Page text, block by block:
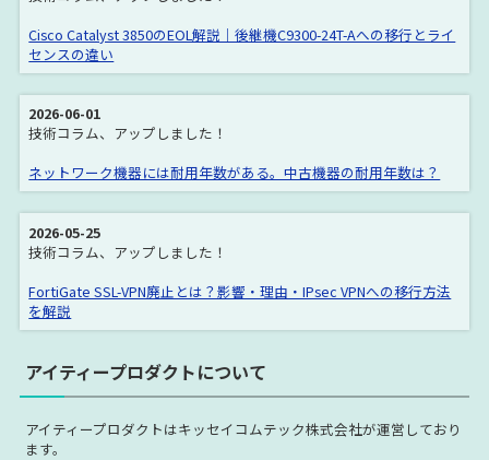
Catalyst 3560V2 Series
Catalyst 3560E Series
Catalyst 3560CX Series
Catalyst 3650 Series
Catalyst 3750 Series
Catalyst 3750V2 Series
Catalyst 3750E Series
Catalyst 3750G Series
Catalyst 3850 Series
Cisco IE3000 Series
Catalyst 4500E Module
Catalyst 4500X Series
Catalyst 4900 Series
Catalyst 6500E Module
Catalyst 6800 Series
Cisco ASR Series
Cisco ASR 1000 シリーズ
Cisco ASR 9000 シリーズ
Cisco ASR Module
Cisco Catalyst 3850のEOL解説｜後継機C9300-24T-Aへの移行とライ
センスの違い
2026-06-01
技術コラム、アップしました！
ネットワーク機器には耐用年数がある。中古機器の耐用年数は？
2026-05-25
技術コラム、アップしました！
FortiGate SSL-VPN廃止とは？影響・理由・IPsec VPNへの移行方法
を解説
アイティープロダクトについて
アイティープロダクトはキッセイコムテック株式会社が運営しており
ます。